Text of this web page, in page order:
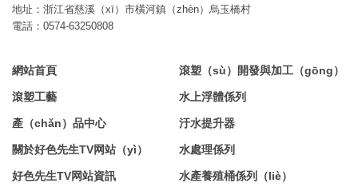
地址：浙江省慈溪（xī）市橫河鎮（zhèn）烏玉橋村
電話：0574-63250808
網站首頁
滾塑工藝
產（chǎn）品中心
關於好色先生TV网站（yì）
好色先生TV网站資訊
滾塑（sù）開發與加工（gōng）
水上浮體係列
汙水提升器
水處理係列
水產養殖桶係列（liè）